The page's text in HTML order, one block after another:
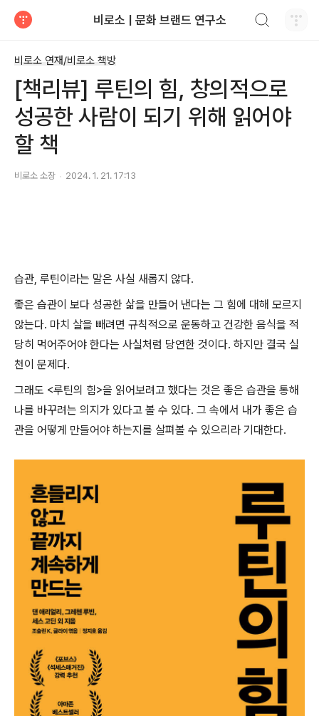
비로소 | 문화 브랜드 연구소
비로소 연재/비로소 책방
[책리뷰] 루틴의 힘, 창의적으로
성공한 사람이 되기 위해 읽어야
할 책
비로소 소장 2024. 1. 21. 17:13
습관, 루틴이라는 말은 사실 새롭지 않다.
좋은 습관이 보다 성공한 삶을 만들어 낸다는 그 힘에 대해 모르지
않는다. 마치 살을 빼려면 규칙적으로 운동하고 건강한 음식을 적
당히 먹어주어야 한다는 사실처럼 당연한 것이다. 하지만 결국 실
천이 문제다.
그래도 <루틴의 힘>을 읽어보려고 했다는 것은 좋은 습관을 통해
나를 바꾸려는 의지가 있다고 볼 수 있다. 그 속에서 내가 좋은 습
관을 어떻게 만들어야 하는지를 살펴볼 수 있으리라 기대한다.